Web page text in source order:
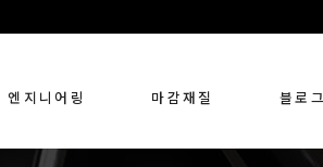
엔지니어링 마감재질 블로그